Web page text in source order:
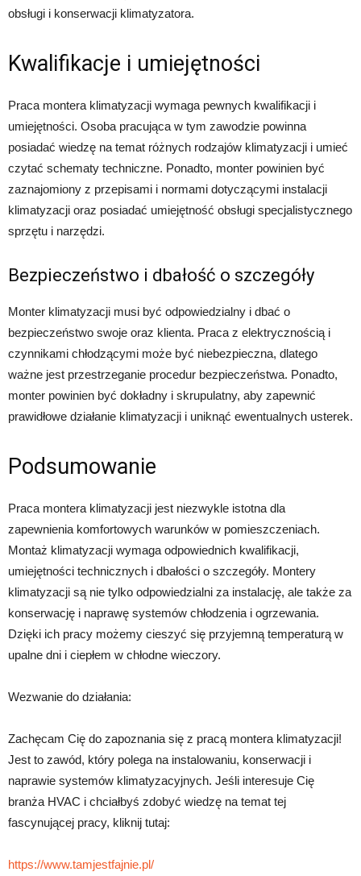
obsługi i konserwacji klimatyzatora.
Kwalifikacje i umiejętności
Praca montera klimatyzacji wymaga pewnych kwalifikacji i
umiejętności. Osoba pracująca w tym zawodzie powinna
posiadać wiedzę na temat różnych rodzajów klimatyzacji i umieć
czytać schematy techniczne. Ponadto, monter powinien być
zaznajomiony z przepisami i normami dotyczącymi instalacji
klimatyzacji oraz posiadać umiejętność obsługi specjalistycznego
sprzętu i narzędzi.
Bezpieczeństwo i dbałość o szczegóły
Monter klimatyzacji musi być odpowiedzialny i dbać o
bezpieczeństwo swoje oraz klienta. Praca z elektrycznością i
czynnikami chłodzącymi może być niebezpieczna, dlatego
ważne jest przestrzeganie procedur bezpieczeństwa. Ponadto,
monter powinien być dokładny i skrupulatny, aby zapewnić
prawidłowe działanie klimatyzacji i uniknąć ewentualnych usterek.
Podsumowanie
Praca montera klimatyzacji jest niezwykle istotna dla
zapewnienia komfortowych warunków w pomieszczeniach.
Montaż klimatyzacji wymaga odpowiednich kwalifikacji,
umiejętności technicznych i dbałości o szczegóły. Montery
klimatyzacji są nie tylko odpowiedzialni za instalację, ale także za
konserwację i naprawę systemów chłodzenia i ogrzewania.
Dzięki ich pracy możemy cieszyć się przyjemną temperaturą w
upalne dni i ciepłem w chłodne wieczory.
Wezwanie do działania:
Zachęcam Cię do zapoznania się z pracą montera klimatyzacji!
Jest to zawód, który polega na instalowaniu, konserwacji i
naprawie systemów klimatyzacyjnych. Jeśli interesuje Cię
branża HVAC i chciałbyś zdobyć wiedzę na temat tej
fascynującej pracy, kliknij tutaj:
https://www.tamjestfajnie.pl/